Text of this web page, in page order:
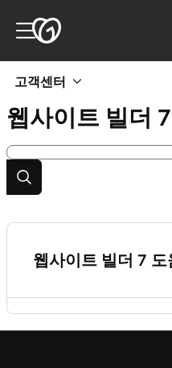
고객센터
웹사이트 빌더 7
웹사이트 빌더 7 도